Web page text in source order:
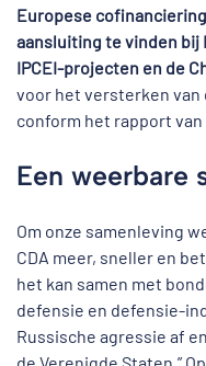
Europese
aansluiting te vinden bij
IPCEI-projecten en de
voor het versterken
conform het rapport van
Een weerbare
Om onze samenleving
CDA meer, sneller en
het kan samen met
defensie en defensie-
Russische agressie af